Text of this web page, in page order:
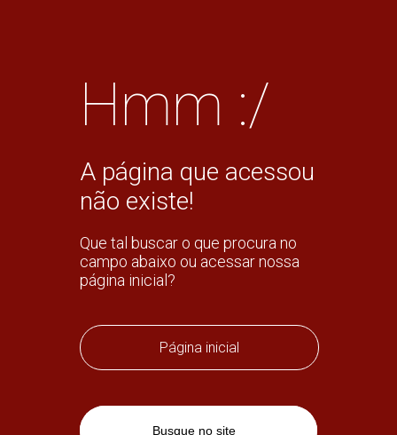
Hmm :/
A página que acessou
não existe!
Que tal buscar o que procura no
campo abaixo ou acessar nossa
página inicial?
Página inicial